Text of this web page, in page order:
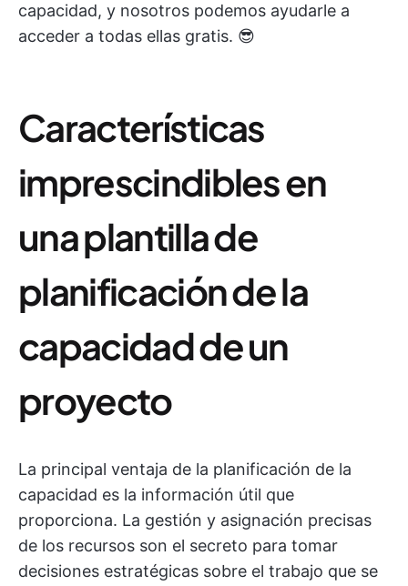
capacidad, y nosotros podemos ayudarle a
acceder a todas ellas gratis. 😎
Características
imprescindibles en
una plantilla de
planificación de la
capacidad de un
proyecto
La principal ventaja de la planificación de la
capacidad es la información útil que
proporciona. La gestión y asignación precisas
de los recursos son el secreto para tomar
decisiones estratégicas sobre el trabajo que se